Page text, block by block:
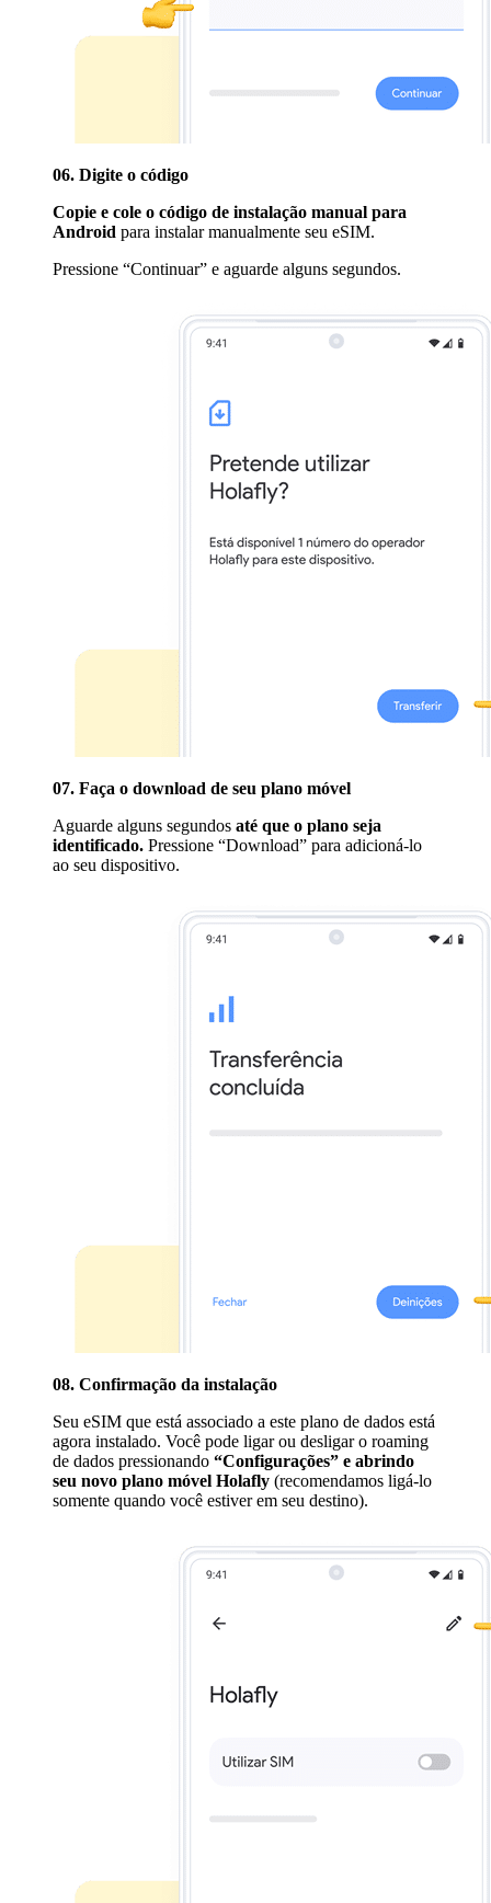
06. Digite o código
Copie e cole o código de instalação manual para
Android para instalar manualmente seu eSIM.
Pressione “Continuar” e aguarde alguns segundos.
07. Faça o download de seu plano móvel
Aguarde alguns segundos até que o plano seja
identificado. Pressione “Download” para adicioná-lo
ao seu dispositivo.
08. Confirmação da instalação
Seu eSIM que está associado a este plano de dados está
agora instalado. Você pode ligar ou desligar o roaming
de dados pressionando “Configurações” e abrindo
seu novo plano móvel Holafly (recomendamos ligá-lo
somente quando você estiver em seu destino).